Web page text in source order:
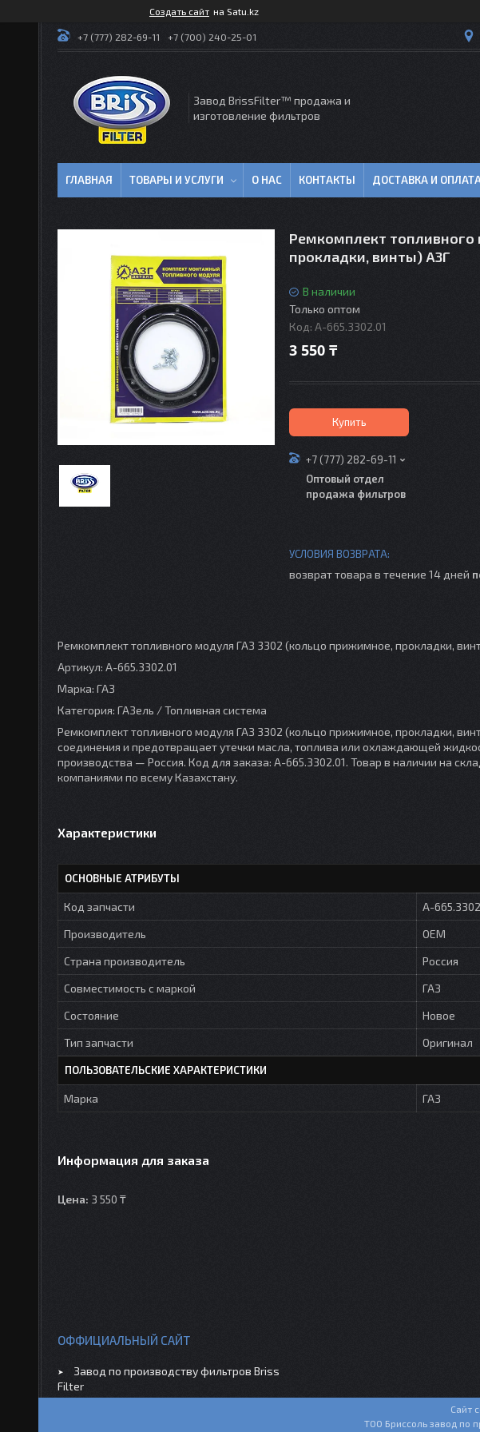
Создать сайт на Satu.kz
+7 (777) 282-69-11 +7 (700) 240-25-01
Завод BrissFilter™ продажа и
изготовление фильтров
ГЛАВНАЯ ТОВАРЫ И УСЛУГИ О НАС КОНТАКТЫ ДОСТАВКА И
Ремкомплект
прокладки, винты) АЗГ
В наличии
Только оптом
Код: A-665.3302.01
3 550 ₸
Купить
+7 (777) 282-69-11
Оптовый отдел
продажа фильтров
возврат товара в течение 14 дней
Ремкомплект топливного модуля ГАЗ 3302 (кольцо прижимное, прокладки,
Артикул: A-665.3302.01
Марка: ГАЗ
Категория: ГАЗель / Топливная система
Ремкомплект топливного модуля ГАЗ 3302 (кольцо прижимное, прокладки,
соединения и предотвращает утечки масла, топлива или охлаждающей
производства — Россия. Код для заказа: A-665.3302.01. Товар в наличии на
компаниями по всему Казахстану.
Характеристики
ОСНОВНЫЕ АТРИБУТЫ
Код запчасти
A-
Производитель
OEM
Страна производитель
Россия
Совместимость с маркой
ГАЗ
Состояние
Новое
Тип запчасти
Оригинал
ПОЛЬЗОВАТЕЛЬСКИЕ ХАРАКТЕРИСТИКИ
Марка ГАЗ
Информация для заказа
Цена: 3 550 ₸
ОФФИЦИАЛЬНЫЙ САЙТ
Завод по производству фильтров Briss
Filter
Сайт